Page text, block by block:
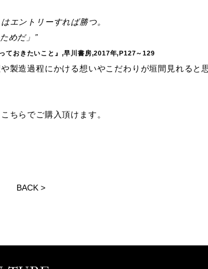
エントリーすれば勝つ。
めだ」”
ておきたいこと』,早川書房,2017年,P127～129
製造過程にかける想いやこだわりが垣間見れると
ちらでご購入頂けます。
BACK >